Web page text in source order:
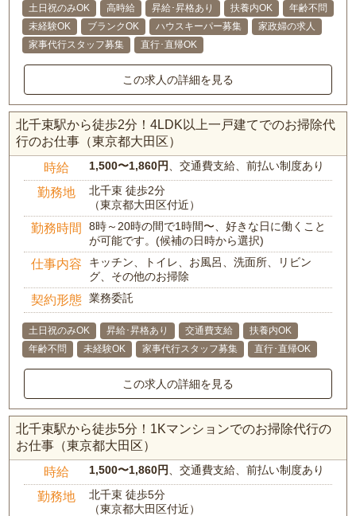
土日祝のみOK 高時給 昇給･昇格あり 扶養内OK
年齢不問
未経験OK
ブランクOK ハウスキーパー募集
家政婦の求人
家事代行スタッフ募集
直行･直帰OK
この求人の詳細を見る
北千束駅から徒歩2分！4LDK以上一戸建てでのお掃除代
行のお仕事（東京都大田区）
時給 1,500〜1,860円 、交通費支給、前払い制度あり
勤務地
北千束 徒歩2分
（東京都大田区付近）
勤務時間
8時～20時の間で1時間〜、好きな日に働くこと
が可能です。(候補の日時から選択)
仕事内容
キッチン、トイレ、お風呂、洗面所、リビン
グ、その他のお掃除
契約形態 業務委託
土日祝のみOK 昇給･昇格あり 交通費支給
扶養内OK
年齢不問
未経験OK 家事代行スタッフ募集 直行･直帰OK
この求人の詳細を見る
北千束駅から徒歩5分！1Kマンションでのお掃除代行の
お仕事（東京都大田区）
時給 1,500〜1,860円 、交通費支給、前払い制度あり
勤務地
北千束 徒歩5分
（東京都大田区付近）